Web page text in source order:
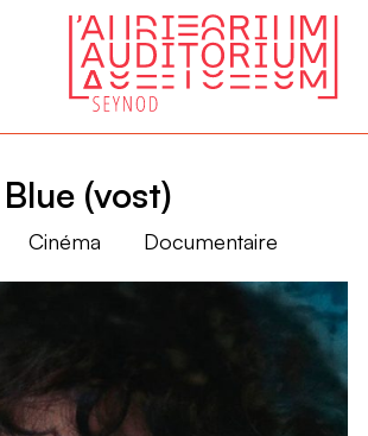
(vost)
Cinéma Documentaire